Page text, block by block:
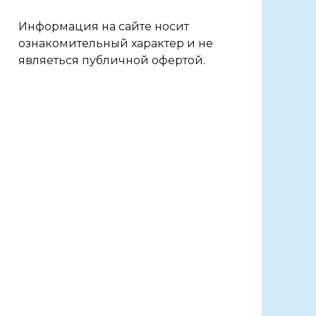
Информация на сайте носит
ознакомительный характер и не
являеться публичной офертой.